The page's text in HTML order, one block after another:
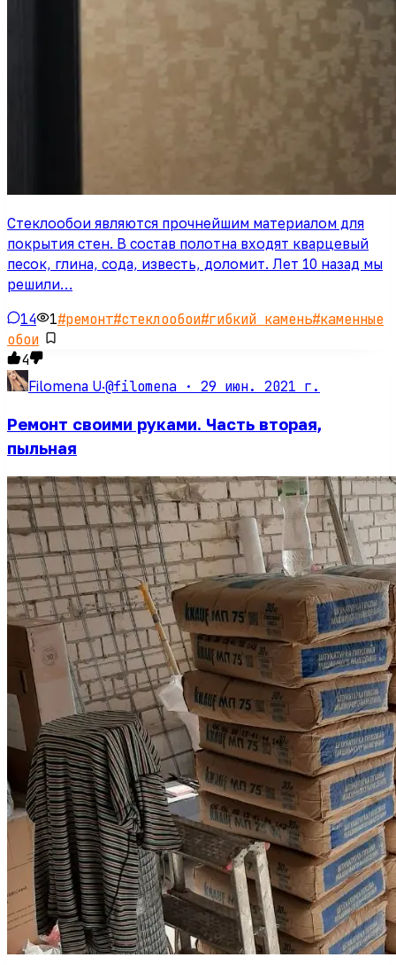
Стеклообои являются прочнейшим материалом для
покрытия стен. В состав полотна входят кварцевый
песок, глина, сода, известь, доломит. Лет 10 назад мы
решили…
14 1#ремонт#стеклообои#гибкий камень#каменные
обои
4
Filomena U·@filomena · 29 июн. 2021 г.
Ремонт своими руками. Часть вторая,
пыльная